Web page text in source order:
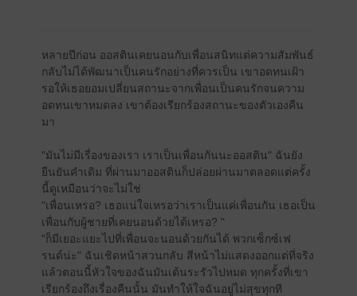
หลายปีก่อน ออสตินเคยนอนกับเพื่อนสนิทแต่ความสัมพันธ์
กลับไม่ได้พัฒนาเป็นคนรักอย่างที่ควรเป็น เขาอดทนเฝ้า
รอให้เธอยอมเปลี่ยนสถานะจากเพื่อนเป็นคนรักจนความ
อดทนเขาหมดลง เขาต้องเรียกร้องสถานะของตัวเองคืน
มา
"มันไม่มีเรื่องของเรา เราเป็นเพื่อนกันนะออสติน" ฉันยัง
ยืนยันคำเดิม ที่ผ่านมาออสตินก็ปล่อยผ่านมาตลอดแต่ครั้ง
นี้ดูเหมือนว่าจะไม่ใช่
"เพื่อนเหรอ? เธอแน่ใจเหรอว่าเราเป็นแค่เพื่อนกัน เธอเป็น
เพื่อนกับผู้ชายที่เคยนอนด้วยได้เหรอ? "
"ก็มีเยอะแยะไปที่เพื่อนจะนอนด้วยกันได้ พวกเซ็กซ์เฟ
รนด์น่ะ" ฉันเชิดหน้าสวนกลับ สีหน้าไม่แสดงออกแต่ที่จริง
แล้วตอนนี้หัวใจของฉันมันเต้นระรัวไปหมด ทุกครั้งที่เขา
เรียกร้องถึงเรื่องคืนนั้น มันทำให้ใจฉันอยู่ไม่สุขทุกที